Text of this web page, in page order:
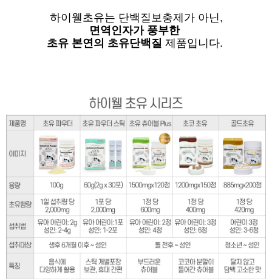
하이웰초유는 단백질보충제가 아닌,
면역인자가 풍부한
초유 본연의 초유단백질 제품입니다.